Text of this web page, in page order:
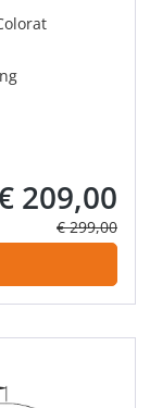
209,00
Regulärer
€ 299,00